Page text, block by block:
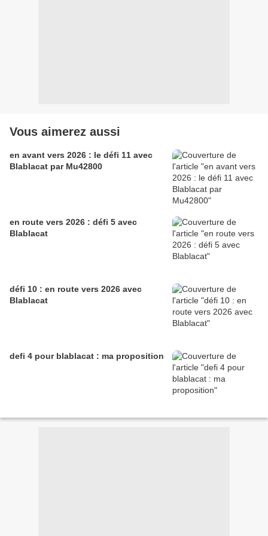
Vous aimerez aussi
en avant vers 2026 : le défi 11 avec
Blablacat par Mu42800
en route vers 2026 : défi 5 avec
Blablacat
défi 10 : en route vers 2026 avec
Blablacat
defi 4 pour blablacat : ma proposition